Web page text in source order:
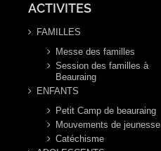
ACTIVITES
FAMILLES
Messe des familles
Session des familles à
Beauraing
ENFANTS
Petit Camp de beauraing
Mouvements de jeunesse
Catéchisme